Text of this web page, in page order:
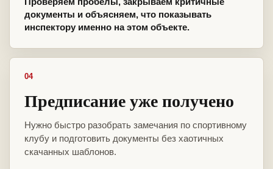
документы и объясняем, что показывать
инспектору именно на этом объекте.
04
Предписание уже получено
Нужно быстро разобрать замечания по спортивному
клубу и подготовить документы без хаотичных
скачанных шаблонов.